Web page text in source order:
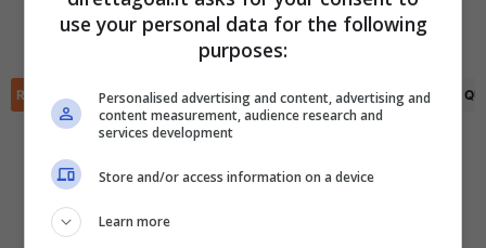
Lucas De Pinho
(73')
(R) Cooper Flax (78')
David Diaz (90+2')
RIEPILOGO STATISTICHE PRONOSTICI FORMAZIONI CLASSIFICA
Scarica DirettaGoal!
Con i pronostici dei migliori Tipster!
Scarica su Google Play
use your personal data for the following
purposes:
Personalised advertising and content, advertising and
content measurement, audience research and
services development
Store and/or access information on a device
Learn more